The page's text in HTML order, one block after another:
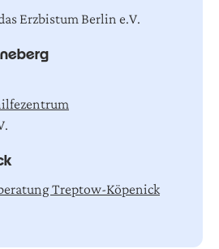
Erzbistum Berlin e.V.
neberg
k
Treptow-Köpenick